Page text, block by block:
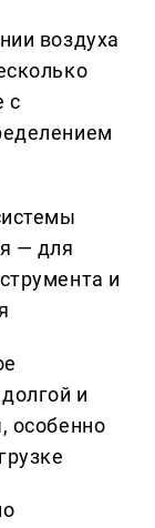
воздуха
с
— для
и
и
особенно